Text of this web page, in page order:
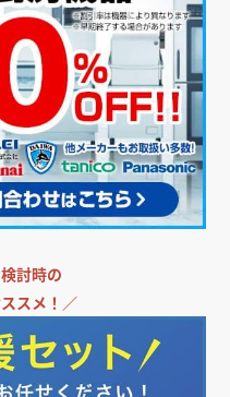
討時の
スメ！／